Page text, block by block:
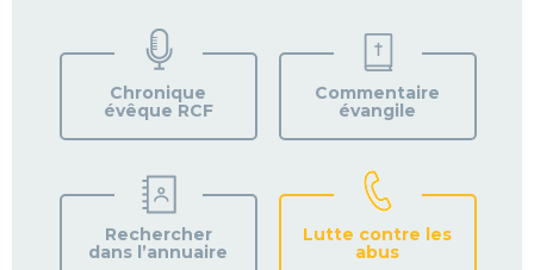
VOTRE
PAROISSE
Chronique
évêque RCF
Commentaire
évangile
Rechercher
dans l’annuaire
Lutte contre les
abus